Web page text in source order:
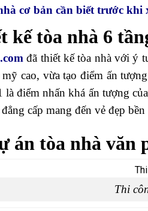
cơ bản cần biết trước khi
kế tòa nhà 6
đã thiết kế tòa nhà với ý
cao, vừa tạo điểm ấn
là điểm nhấn khá ấn tượng
cấp mang đến vẻ đẹp
án tòa nhà văn
Thi